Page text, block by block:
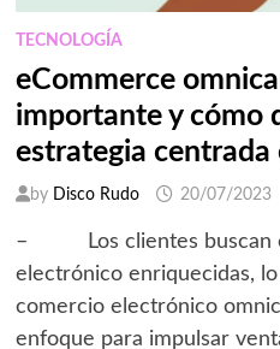
TECNOLOGÍA
eCommerce
importante y cómo
estrategia centrada
by Disco Rudo 20/07/2023
– Los clientes buscan
electrónico enriquecidas,
comercio electrónico
enfoque para impulsar